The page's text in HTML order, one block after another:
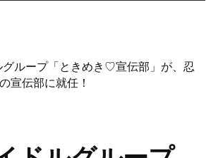
ループ「ときめき♡宣伝部」が、忍
宣伝部に就任！